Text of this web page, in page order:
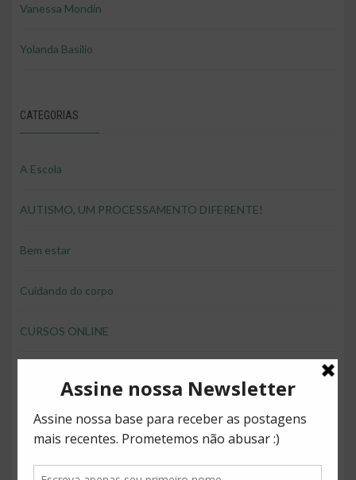
Vanessa Mondin
Yolanda Basilio
CATEGORIAS
A Escola
AUTISMO, UM PROCESSAMENTO DIFERENTE!
Bem estar
Cuidando do corpo
CURSOS ONLINE
Direitos